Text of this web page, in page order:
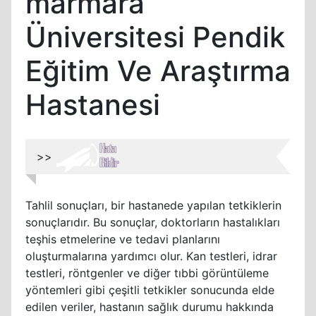
Üniversitesi Pendik
Eğitim Ve Araştırma
Hastanesi
>>
Tahlil sonuçları, bir hastanede yapılan tetkiklerin
sonuçlarıdır. Bu sonuçlar, doktorların hastalıkları
teşhis etmelerine ve tedavi planlarını
oluşturmalarına yardımcı olur. Kan testleri, idrar
testleri, röntgenler ve diğer tıbbi görüntüleme
yöntemleri gibi çeşitli tetkikler sonucunda elde
edilen veriler, hastanın sağlık durumu hakkında